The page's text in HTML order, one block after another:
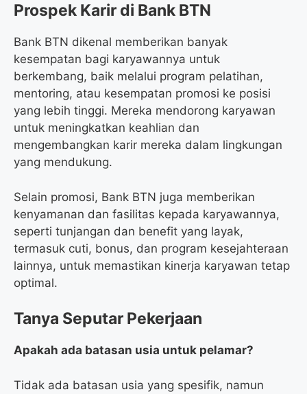
Prospek Karir di Bank BTN
Bank BTN dikenal memberikan banyak
kesempatan bagi karyawannya untuk
berkembang, baik melalui program pelatihan,
mentoring, atau kesempatan promosi ke posisi
yang lebih tinggi. Mereka mendorong karyawan
untuk meningkatkan keahlian dan
mengembangkan karir mereka dalam lingkungan
yang mendukung.
Selain promosi, Bank BTN juga memberikan
kenyamanan dan fasilitas kepada karyawannya,
seperti tunjangan dan benefit yang layak,
termasuk cuti, bonus, dan program kesejahteraan
lainnya, untuk memastikan kinerja karyawan tetap
optimal.
Tanya Seputar Pekerjaan
Apakah ada batasan usia untuk pelamar?
Tidak ada batasan usia yang spesifik, namun